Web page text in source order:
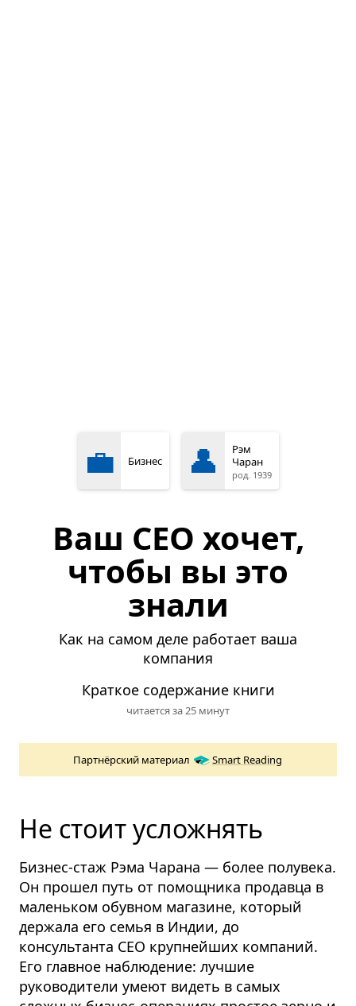
💼 Бизнес 👤
Рэм
Чаран
род. 1939
Ваш CEO хочет,
чтобы вы это
знали
Как на самом деле работает ваша
компания
Краткое содержание книги
читается за 25 минут
Партнёрский материал Smart Reading
Не стоит усложнять
Бизнес-стаж Рэма Чарана — более полувека.
Он прошел путь от помощника продавца в
маленьком обувном магазине, который
держала его семья в Индии, до
консультанта CEO крупнейших компаний.
Его главное наблюдение: лучшие
руководители умеют видеть в самых